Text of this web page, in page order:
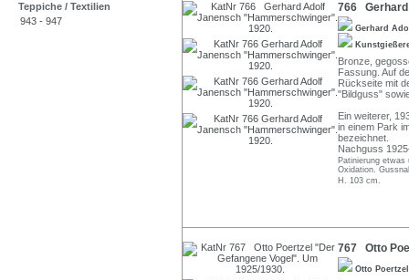
Teppiche / Textilien
943 - 947
766 Gerhard
Gerhard
Bronze,
Fassung. Auf
Rückseite mit
"Bildguss"
Ein weiterer,
in einem Park
bezeichnet.
Nachguss
Patinierung
Oxidation.
H. 103 cm.
767 Otto
Otto